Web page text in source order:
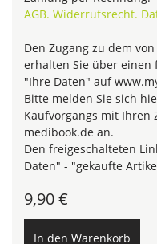
AGB. Widerrufsrecht.
Den Zugang zu dem
erhalten Sie über einen
"Ihre Daten" auf
Bitte melden Sie sich
Kaufvorgangs mit Ihren
medibook.de an.
Den freigeschalteten
Daten" - "gekaufte
9,90€